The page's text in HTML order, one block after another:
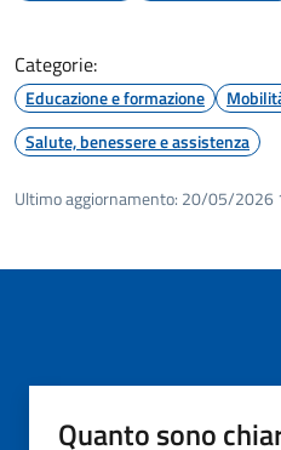
Categorie:
Educazione e formazione
Salute, benessere e assistenza
Ultimo aggiornamento: 20/05/2026
Quanto sono